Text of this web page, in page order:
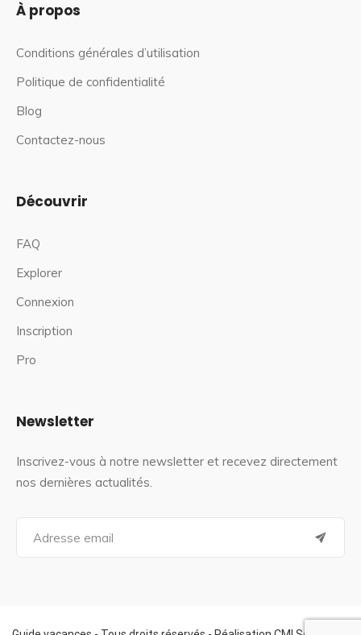
À propos
Conditions générales d’utilisation
Politique de confidentialité
Blog
Contactez-nous
Découvrir
FAQ
Explorer
Connexion
Inscription
Pro
Newsletter
Inscrivez-vous à notre newsletter et recevez directement
nos dernières actualités.
a
f